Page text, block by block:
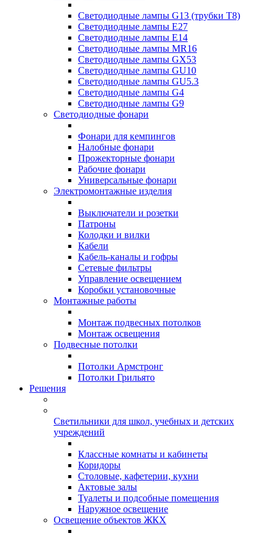
Светодиодные лампы G13 (трубки T8)
Светодиодные лампы Е27
Светодиодные лампы Е14
Светодиодные лампы MR16
Светодиодные лампы GX53
Светодиодные лампы GU10
Светодиодные лампы GU5.3
Светодиодные лампы G4
Светодиодные лампы G9
Светодиодные фонари
Фонари для кемпингов
Налобные фонари
Прожекторные фонари
Рабочие фонари
Универсальные фонари
Электромонтажные изделия
Выключатели и розетки
Патроны
Колодки и вилки
Кабели
Кабель-каналы и гофры
Сетевые фильтры
Управление освещением
Коробки установочные
Монтажные работы
Монтаж подвесных потолков
Монтаж освещения
Подвесные потолки
Потолки Армстронг
Потолки Грильято
Решения
Светильники для школ, учебных и детских
учреждений
Классные комнаты и кабинеты
Коридоры
Столовые, кафетерии, кухни
Актовые залы
Туалеты и подсобные помещения
Наружное освещение
Освещение объектов ЖКХ